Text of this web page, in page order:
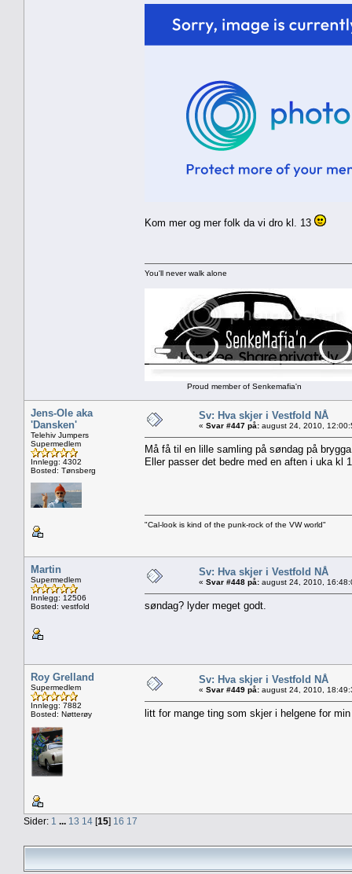
Kom mer og mer folk da vi dro kl. 13
You'll never walk alone
Proud member of Senkemafia'n
Jens-Ole aka
'Dansken'
Telehiv Jumpers
Supermedlem
Innlegg: 4302
Bosted: Tønsberg
Sv: Hva skjer i Vestfold NÅ
« Svar #447 på: august 24, 2010,
Må få til en lille samling på søndag på
Eller passer det bedre med en aften i uka kl
"Cal-look is kind of the punk-rock of the VW world"
Martin
Supermedlem
Innlegg: 12506
Bosted: vestfold
Sv: Hva skjer i Vestfold NÅ
« Svar #448 på: august 24, 2010,
søndag? lyder meget godt.
Roy Grelland
Supermedlem
Innlegg: 7882
Bosted: Nøtterøy
Sv: Hva skjer i Vestfold NÅ
« Svar #449 på: august 24, 2010,
litt for mange ting som skjer i helgene for
Sider: 1 ... 13 14 [15] 16 17